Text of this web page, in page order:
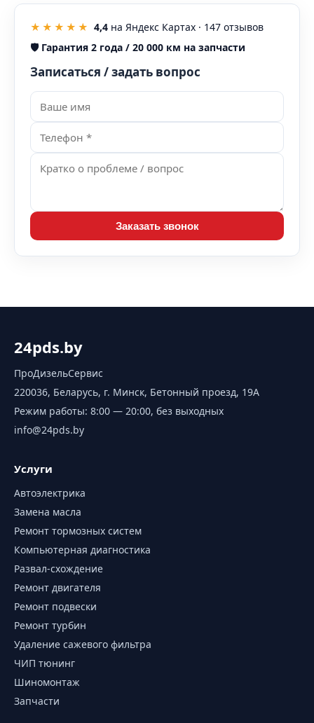
★★★★★ 4,4 на Яндекс Картах · 147 отзывов
🛡️Гарантия 2 года / 20 000 км на запчасти
Записаться / задать вопрос
Заказать звонок
24pds.by
ПроДизельСервис
220036, Беларусь, г. Минск, Бетонный проезд, 19А
Режим работы: 8:00 — 20:00, без выходных
info@24pds.by
Услуги
Автоэлектрика
Замена масла
Ремонт тормозных систем
Компьютерная диагностика
Развал-схождение
Ремонт двигателя
Ремонт подвески
Ремонт турбин
Удаление сажевого фильтра
ЧИП тюнинг
Шиномонтаж
Запчасти